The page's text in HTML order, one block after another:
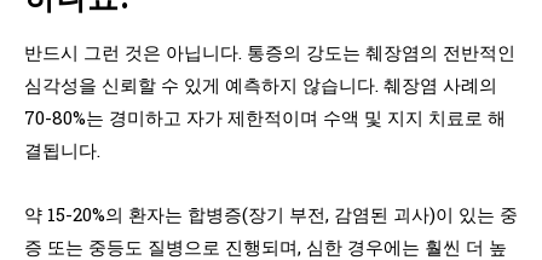
반드시 그런 것은 아닙니다. 통증의 강도는 췌장염의 전반적인
심각성을 신뢰할 수 있게 예측하지 않습니다. 췌장염 사례의
70-80%는 경미하고 자가 제한적이며 수액 및 지지 치료로 해
결됩니다.
약 15-20%의 환자는 합병증(장기 부전, 감염된 괴사)이 있는 중
증 또는 중등도 질병으로 진행되며, 심한 경우에는 훨씬 더 높